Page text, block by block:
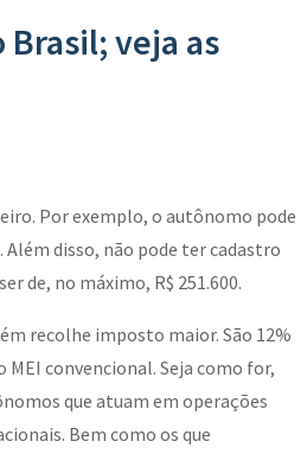
Brasil; veja as
Por exemplo, o autônomo pode
disso, não pode ter cadastro
de, no máximo, R$ 251.600.
recolhe imposto maior. São 12%
convencional. Seja como for,
que atuam em operações
Bem como os que